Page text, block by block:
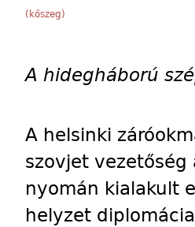
(kőszeg)
A hidegháború
A helsinki
szovjet vezetőség
nyomán kialakult
helyzet